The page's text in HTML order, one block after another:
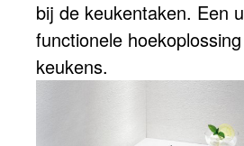
bij de keukentaken. Een
functionele
keukens.